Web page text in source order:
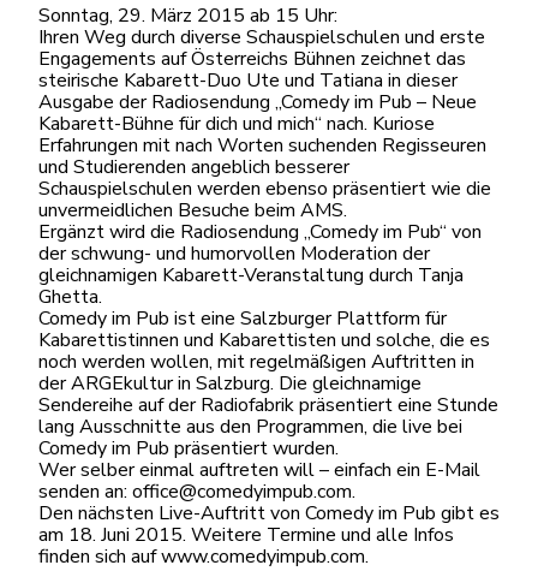
Sonntag, 29. März 2015 ab 15 Uhr:
Ihren Weg durch diverse Schauspielschulen und erste
Engagements auf Österreichs Bühnen zeichnet das
steirische Kabarett-Duo Ute und Tatiana in dieser
Ausgabe der Radiosendung „Comedy im Pub – Neue
Kabarett-Bühne für dich und mich“ nach. Kuriose
Erfahrungen mit nach Worten suchenden Regisseuren
und Studierenden angeblich besserer
Schauspielschulen werden ebenso präsentiert wie die
unvermeidlichen Besuche beim AMS.
Ergänzt wird die Radiosendung „Comedy im Pub“ von
der schwung- und humorvollen Moderation der
gleichnamigen Kabarett-Veranstaltung durch Tanja
Ghetta.
Comedy im Pub ist eine Salzburger Plattform für
Kabarettistinnen und Kabarettisten und solche, die es
noch werden wollen, mit regelmäßigen Auftritten in
der ARGEkultur in Salzburg. Die gleichnamige
Sendereihe auf der Radiofabrik präsentiert eine Stunde
lang Ausschnitte aus den Programmen, die live bei
Comedy im Pub präsentiert wurden.
Wer selber einmal auftreten will – einfach ein E-Mail
senden an: office@comedyimpub.com.
Den nächsten Live-Auftritt von Comedy im Pub gibt es
am 18. Juni 2015. Weitere Termine und alle Infos
finden sich auf www.comedyimpub.com.